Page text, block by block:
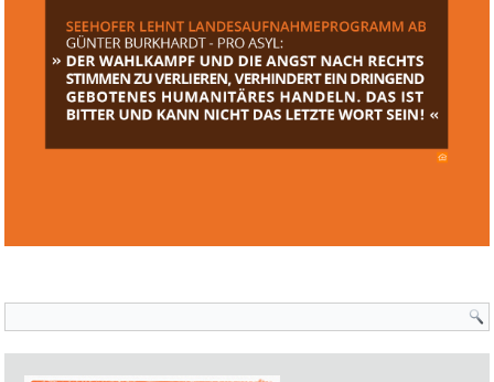
Suchformular